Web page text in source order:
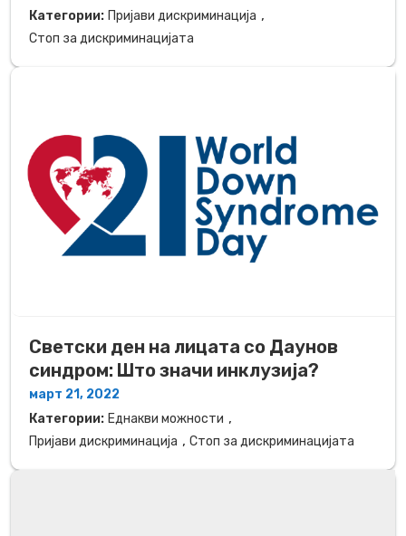
Категории: Пријави дискриминација ,
Стоп за дискриминацијата
Светски ден на лицата со Даунов
синдром: Што значи инклузија?
март 21, 2022
Категории: Еднакви можности ,
Пријави дискриминација , Стоп за дискриминацијата